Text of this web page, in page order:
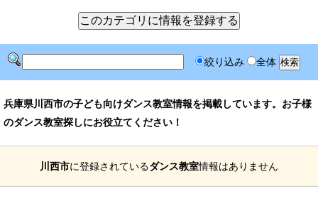
絞り込み 全体
兵庫県川西市の子ども向けダンス教室情報を掲載しています。お子様
のダンス教室探しにお役立てください！
川西市に登録されているダンス教室情報はありません